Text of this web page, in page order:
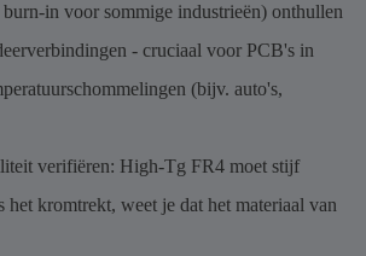
in voor sommige industrieën) onthullen
- cruciaal voor PCB's in
(bijv. auto's,
verifiëren: High-Tg FR4 moet stijf
kromtrekt, weet je dat het materiaal van